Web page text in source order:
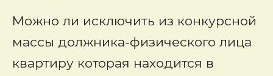
Можно ли исключить из конкурсной
массы должника-физического лица
квартиру которая находится в